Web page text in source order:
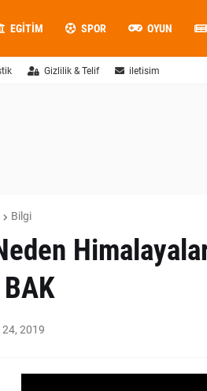
EGITIM SPOR OYUN
Gizlilik & Telif iletisim
Bilgi
24, 2019